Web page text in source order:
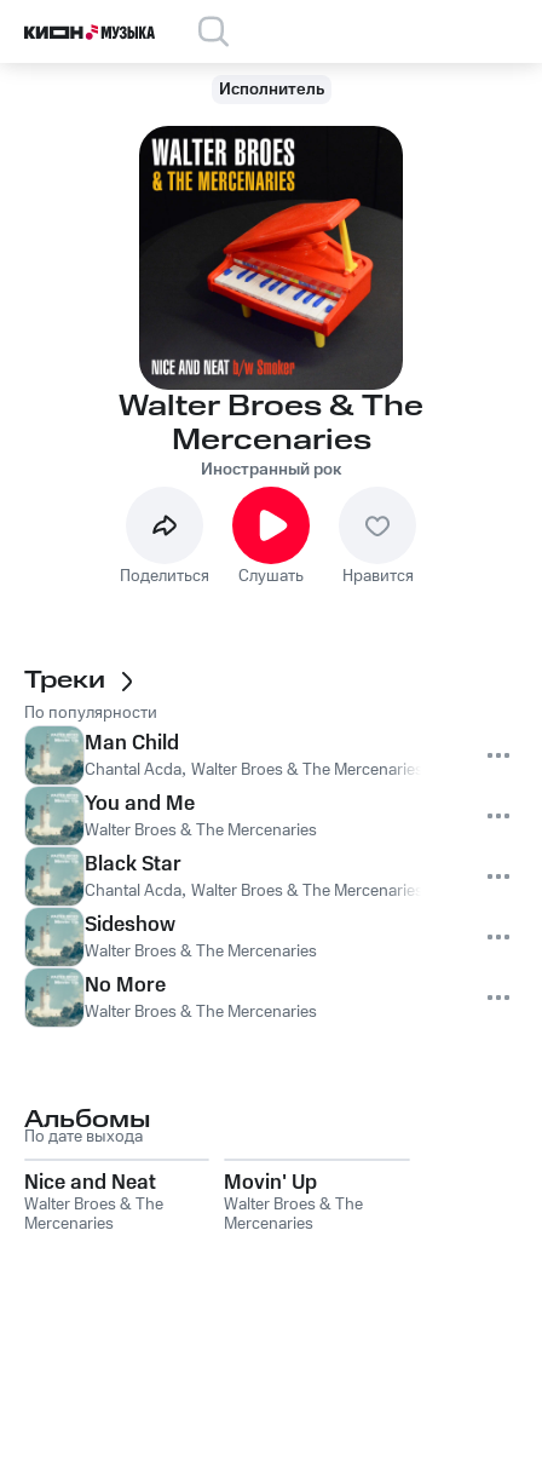
Исполнитель
Walter Broes & The
Mercenaries
Иностранный рок
Поделиться Слушать Нравится
Треки
По популярности
Man Child
Chantal Acda, Walter Broes & The Mercenaries
You and Me
Walter Broes & The Mercenaries
Black Star
Chantal Acda, Walter Broes & The Mercenaries
Sideshow
Walter Broes & The Mercenaries
No More
Walter Broes & The Mercenaries
Альбомы
По дате выхода
Nice and Neat
Walter Broes & The
Mercenaries
Movin' Up
Walter Broes & The
Mercenaries